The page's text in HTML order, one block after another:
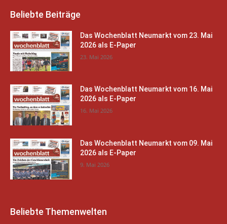
Beliebte Beiträge
Das Wochenblatt Neumarkt vom 23. Mai
2026 als E-Paper
23. Mai 2026
Das Wochenblatt Neumarkt vom 16. Mai
2026 als E-Paper
16. Mai 2026
Das Wochenblatt Neumarkt vom 09. Mai
2026 als E-Paper
9. Mai 2026
Beliebte Themenwelten